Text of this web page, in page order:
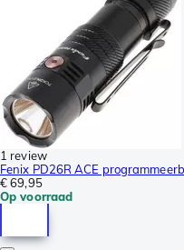
1 review
Fenix PD26R ACE
€ 69,95
Op voorraad